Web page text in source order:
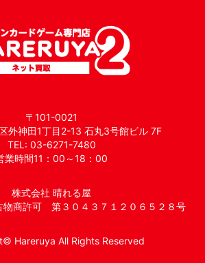
〒101-0021
外神田1丁目2-13 石丸3号館ビル 7F
TEL: 03-6271-7480
業時間11：00～18：00
株式会社 晴れる屋
物商許可 第３０４３７１２０６５２８号
Hareruya All Rights Reserved